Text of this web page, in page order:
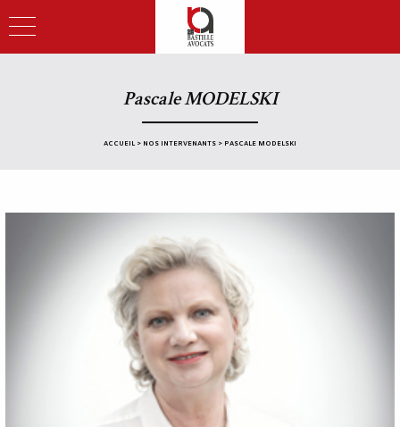
Pascale MODELSKI
ACCUEIL > NOS INTERVENANTS > PASCALE MODELSKI